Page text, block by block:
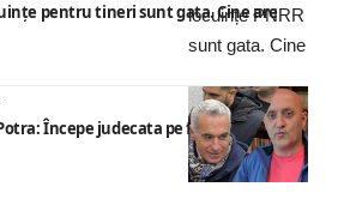
pentru tineri sunt gata. Cine are
Începe judecata pe fond